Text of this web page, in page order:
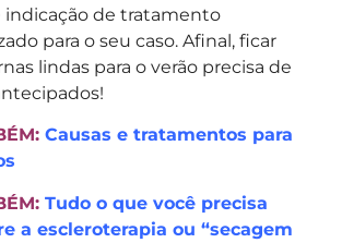
indicação de tratamento
para o seu caso. Afinal, ficar
lindas para o verão precisa de
Causas e tratamentos para
Tudo o que você precisa
a escleroterapia ou “secagem